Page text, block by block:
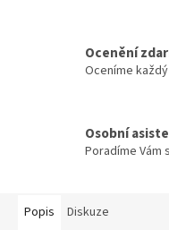
Ocenění
Oceníme
Osobní
Poradíme Vám
Popis Diskuze